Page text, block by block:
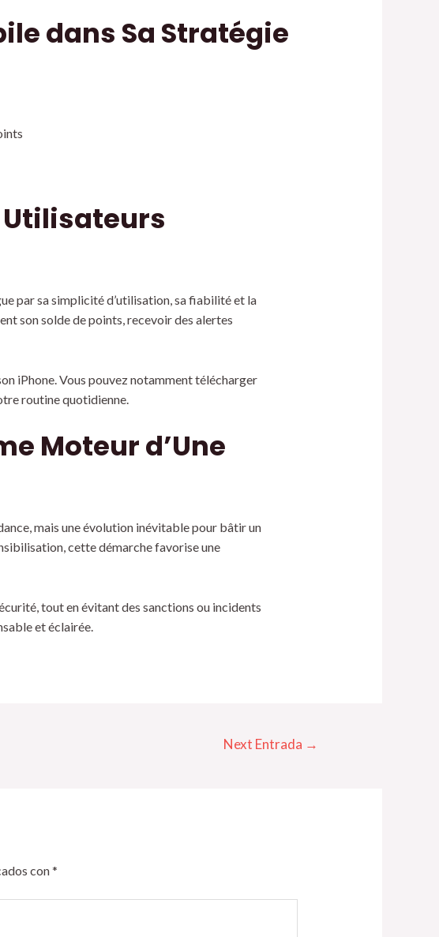
dans Sa Stratégie
par sa simplicité d’utilisation, sa fiabilité et la
son solde de points, recevoir des alertes
iPhone. Vous pouvez notamment télécharger
routine quotidienne.
Moteur d’Une
mais une évolution inévitable pour bâtir un
cette démarche favorise une
tout en évitant des sanctions ou incidents
et éclairée.
Next Entrada →
con*